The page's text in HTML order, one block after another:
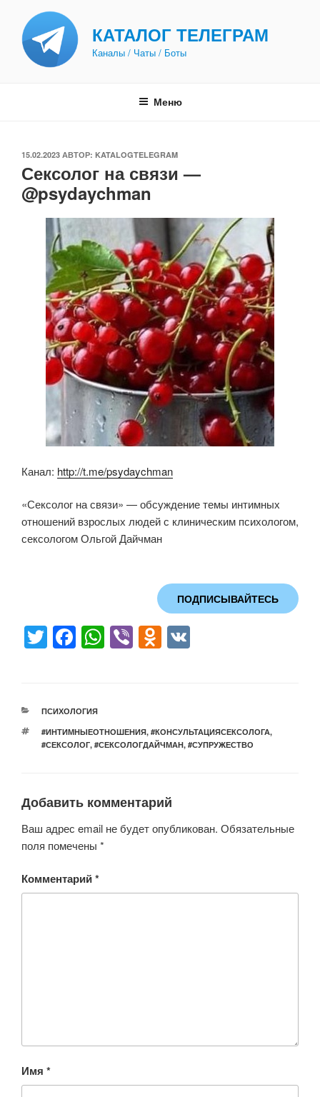
содержимому
КАТАЛОГ ТЕЛЕГРАМ
Каналы / Чаты / Боты
Меню
ОПУБЛИКОВАНО
15.02.2023 АВТОР: KATALOGTELEGRAM
Сексолог на связи —
@psydaychman
Канал: http://t.me/psydaychman
«Сексолог на связи» — обсуждение темы интимных
отношений взрослых людей с клиническим психологом,
сексологом Ольгой Дайчман
ПОДПИСЫВАЙТЕСЬ
T
er
F
e
b
o
k
W
A
p
Vi O
kl
a
ni
ki
РУБРИКИ
ПСИХОЛОГИЯ
МЕТКИ
#ИНТИМНЫЕОТНОШЕНИЯ, #КОНСУЛЬТАЦИЯСЕКСОЛОГА,
#СЕКСОЛОГ, #СЕКСОЛОГДАЙЧМАН, #СУПРУЖЕСТВО
Добавить комментарий
Ваш адрес email не будет опубликован. Обязательные
поля помечены *
Комментарий*
Имя *